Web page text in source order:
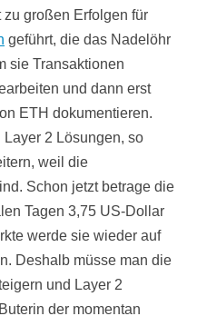
großen Erfolgen für
geführt, die das Nadelöhr
sie Transaktionen
und dann erst
ETH dokumentieren.
2 Lösungen, so
weil die
Schon jetzt betrage die
Tagen 3,75 US-Dollar
werde sie wieder auf
Deshalb müsse man die
und Layer 2
der momentan